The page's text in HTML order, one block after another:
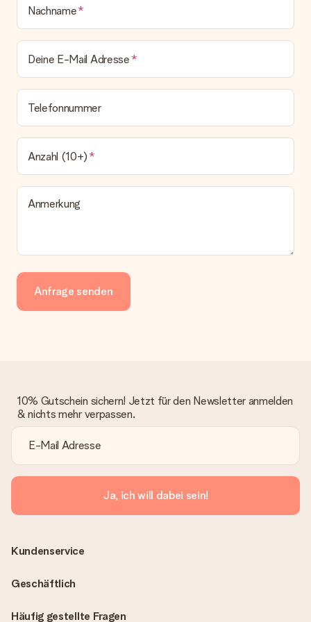
Nachname
Deine E-Mail Adresse
Telefonnummer
Anzahl (10+)
Anmerkung
Anfrage senden
10% Gutschein sichern! Jetzt für den Newsletter anmelden
& nichts mehr verpassen.
Ja, ich will dabei sein!
Häufig gestellte Fragen
Kundenservice
Geschäftlich